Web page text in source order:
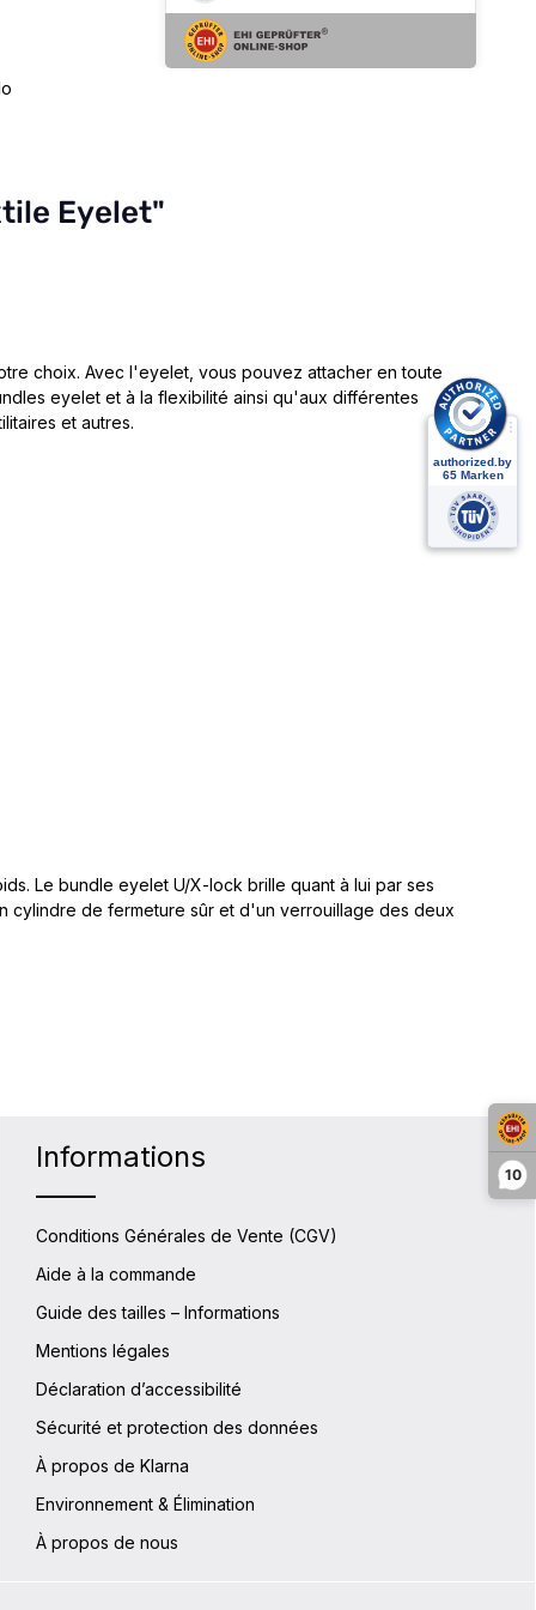
10
Eyelet"
choix. Avec l'eyelet, vous pouvez attacher en toute
eyelet et à la flexibilité ainsi qu'aux différentes
et autres.
Le bundle eyelet U/X-lock brille quant à lui par ses
cylindre de fermeture sûr et d'un verrouillage des deux
Informations
Conditions Générales de Vente (CGV)
Aide à la commande
Guide des tailles – Informations
Mentions légales
Déclaration d’accessibilité
Sécurité et protection des données
À propos de Klarna
Environnement & Élimination
À propos de nous